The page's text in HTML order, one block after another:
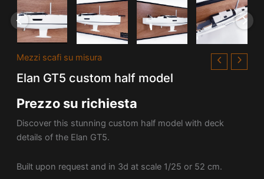
Mezzi scafi su misura
Elan GT5 custom half model
Prezzo su richiesta
Discover this stunning custom half model with deck
details of the Elan GT5.
Built upon request and in 3d at scale 1/25 or 52 cm.